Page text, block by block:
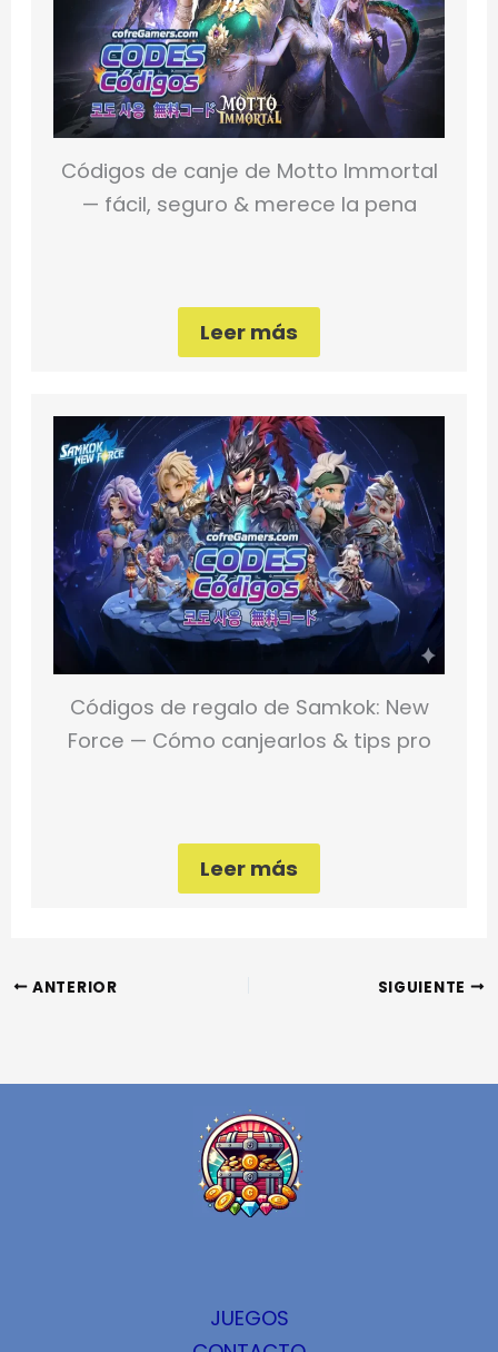
Códigos de canje de Motto Immortal
— fácil, seguro & merece la pena
Leer más
Códigos de regalo de Samkok: New
Force — Cómo canjearlos & tips pro
Leer más
ANTERIOR SIGUIENTE
JUEGOS